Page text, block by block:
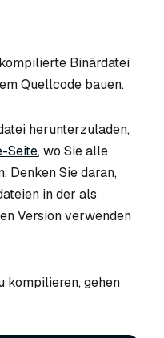
Binärdatei
Quellcode bauen.
herunterzuladen,
Seite, wo Sie alle
Denken Sie daran,
in der als
Version verwenden
kompilieren, gehen